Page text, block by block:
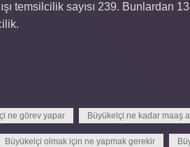
temsilcilik sayısı 239. Bunlardan
ne görev yapar Büyükelçi ne kadar maaş
Büyükelçi olmak için ne yapmak gerekir